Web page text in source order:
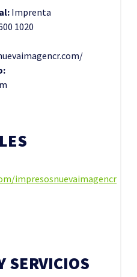
Imprenta
1020
impresosnuevaimagencr
SERVICIOS